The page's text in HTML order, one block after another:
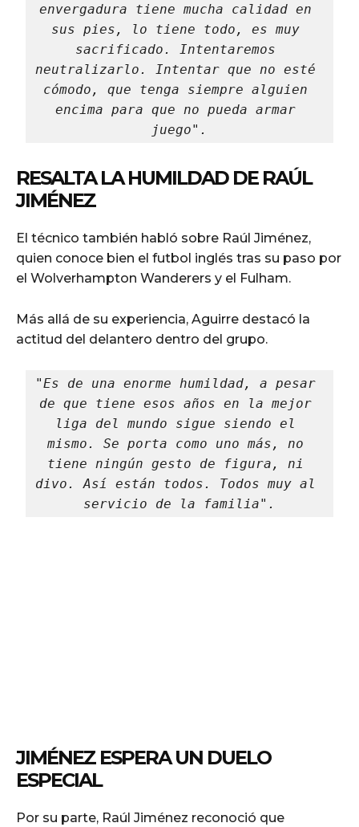
envergadura tiene mucha calidad en
sus pies, lo tiene todo, es muy
sacrificado. Intentaremos
neutralizarlo. Intentar que no esté
cómodo, que tenga siempre alguien
encima para que no pueda armar
juego".
RESALTA LA HUMILDAD DE RAÚL
JIMÉNEZ
El técnico también habló sobre Raúl Jiménez,
quien conoce bien el futbol inglés tras su paso por
el Wolverhampton Wanderers y el Fulham.
Más allá de su experiencia, Aguirre destacó la
actitud del delantero dentro del grupo.
"Es de una enorme humildad, a pesar
de que tiene esos años en la mejor
liga del mundo sigue siendo el
mismo. Se porta como uno más, no
tiene ningún gesto de figura, ni
divo. Así están todos. Todos muy al
servicio de la familia".
JIMÉNEZ ESPERA UN DUELO
ESPECIAL
Por su parte, Raúl Jiménez reconoció que